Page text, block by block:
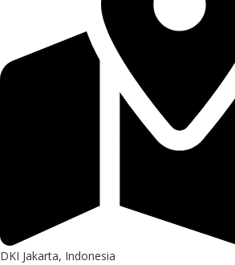
DKI Jakarta, Indonesia